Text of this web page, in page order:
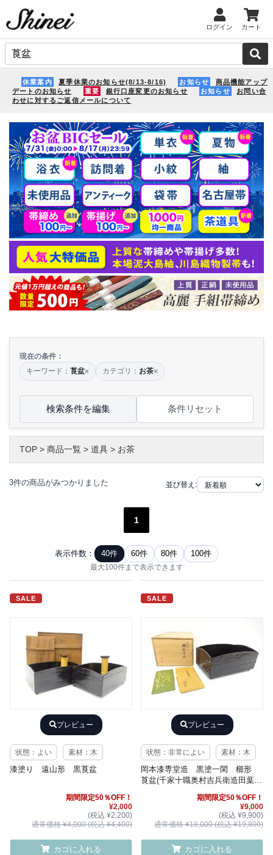
ログイン カート
休業案内 夏季休業のお知らせ(8/13-8/16) お知らせ
商品機能アップ
デートのお知らせ
重要 銀行口座変更のお知らせ お知らせ
お問い合
わせに対するご返信メールについて
現在の条件：
キーワード： 莨盆× カテゴリ： お茶×
検索条件を編集 条件リセット
TOP > 商品一覧 > 道具 > お茶
3件の商品がみつかりました 並び替え:
1
表示件数： 40件 60件 80件 100件
最大100件まで表示できます
SALE
プレビュー
状態：よい 素材：木
漆塗り 遠山形 黒莨盆
期間限定50％OFF！
¥2,000
(税込 ¥2,200)
通常価格 ¥4,000 (税込 ¥4,400)
カゴに入れる
SALE
プレビュー
状態：非常によい 素材：木
岡本漆専堂造 黒塗一閑 櫛形
莨盆(千家十職奥村吉兵衛造田葉粉
期間限定50％OFF！
¥9,000
(税込 ¥9,900)
通常価格 ¥18,000 (税込 ¥19,800)
カゴに入れる